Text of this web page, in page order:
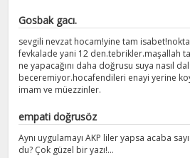
Gosbak gacı.
sevgili nevzat hocam!yine tam
fevkalade yani 12 den.tebrikler.maşallah
ne yapacağını daha doğrusu suya nasıl
beceremiyor.hocafendileri enayi yerine
imam ve müezzinler.
empati doğrusöz
Aynı uygulamayı AKP liler yapsa acaba
du? Çok güzel bir yazı!...